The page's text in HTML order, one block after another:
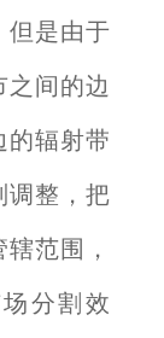
但是由于
间的边
的辐射带
调整，把
范围，
分割效